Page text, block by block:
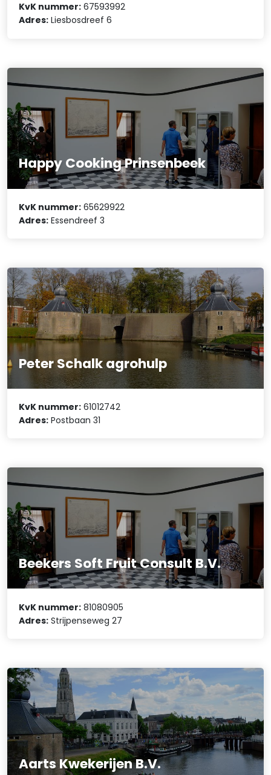
KvK nummer: 67593992
Adres: Liesbosdreef 6
Happy Cooking Prinsenbeek
KvK nummer: 65629922
Adres: Essendreef 3
Peter Schalk agrohulp
KvK nummer: 61012742
Adres: Postbaan 31
Beekers Soft Fruit Consult B.V.
KvK nummer: 81080905
Adres: Strijpenseweg 27
Aarts Kwekerijen B.V.